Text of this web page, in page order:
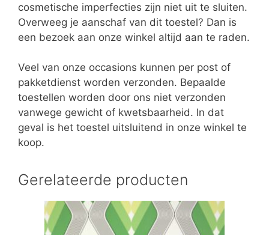
cosmetische imperfecties zijn niet uit te sluiten.
Overweeg je aanschaf van dit toestel? Dan is
een bezoek aan onze winkel altijd aan te raden.
Veel van onze occasions kunnen per post of
pakketdienst worden verzonden. Bepaalde
toestellen worden door ons niet verzonden
vanwege gewicht of kwetsbaarheid. In dat
geval is het toestel uitsluitend in onze winkel te
koop.
Gerelateerde producten